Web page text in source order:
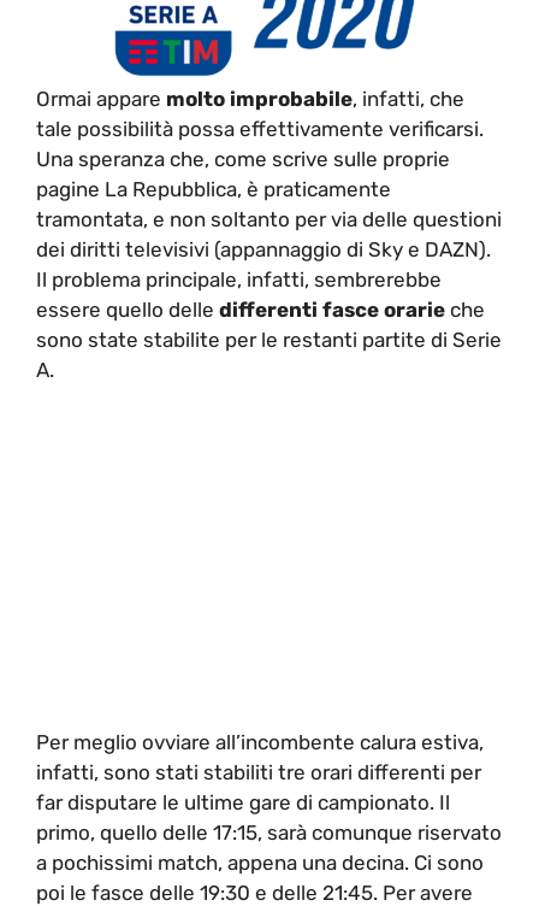
Ormai appare molto improbabile, infatti, che
tale possibilità possa effettivamente verificarsi.
Una speranza che, come scrive sulle proprie
pagine La Repubblica, è praticamente
tramontata, e non soltanto per via delle questioni
dei diritti televisivi (appannaggio di Sky e DAZN).
Il problema principale, infatti, sembrerebbe
essere quello delle differenti fasce orarie che
sono state stabilite per le restanti partite di Serie
A.
Per meglio ovviare all’incombente calura estiva,
infatti, sono stati stabiliti tre orari differenti per
far disputare le ultime gare di campionato. Il
primo, quello delle 17:15, sarà comunque riservato
a pochissimi match, appena una decina. Ci sono
poi le fasce delle 19:30 e delle 21:45. Per avere